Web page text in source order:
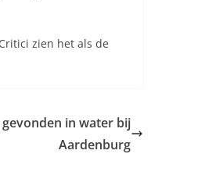
zien het als de
in water bij
Aardenburg